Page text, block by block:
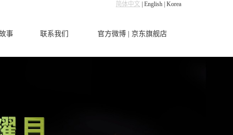
简体中文 English Korea
事 联系我们 官方微博 京东旗舰店